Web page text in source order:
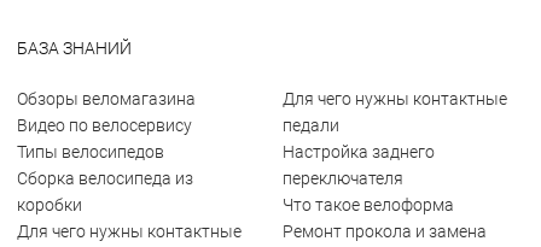
БАЗА ЗНАНИЙ
Обзоры веломагазина
Видео по велосервису
Типы велосипедов
Сборка велосипеда из
коробки
Для чего нужны контактные
Для чего нужны контактные
педали
Настройка заднего
переключателя
Что такое велоформа
Ремонт прокола и замена